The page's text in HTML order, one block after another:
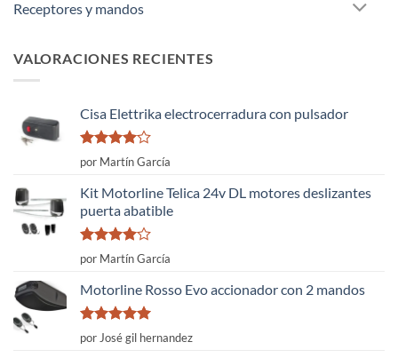
Receptores y mandos
VALORACIONES RECIENTES
Cisa Elettrika electrocerradura con pulsador
Valorado
con
5
por Martín García
Kit Motorline Telica 24v DL motores deslizantes
puerta abatible
Valorado
con
5
por Martín García
Motorline Rosso Evo accionador con 2 mandos
Valorado
con
de 5
por José gil hernandez